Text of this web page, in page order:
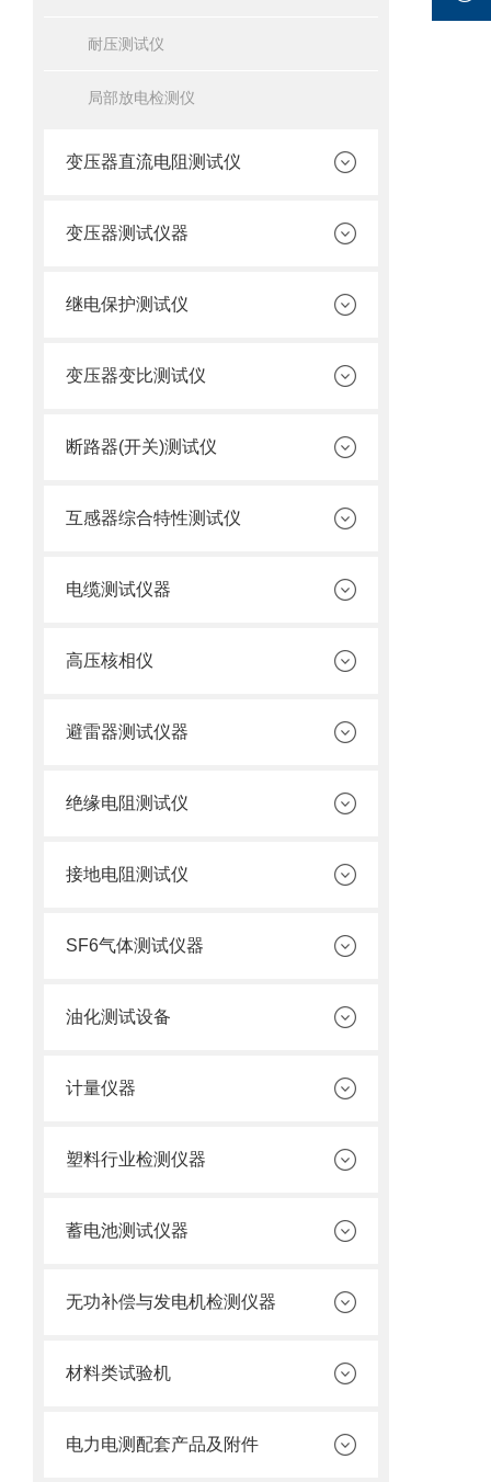
耐压测试仪
局部放电检测仪
变压器直流电阻测试仪
变压器测试仪器
继电保护测试仪
变压器变比测试仪
断路器(开关)测试仪
互感器综合特性测试仪
电缆测试仪器
高压核相仪
避雷器测试仪器
绝缘电阻测试仪
接地电阻测试仪
SF6气体测试仪器
油化测试设备
计量仪器
塑料行业检测仪器
蓄电池测试仪器
无功补偿与发电机检测仪器
材料类试验机
电力电测配套产品及附件